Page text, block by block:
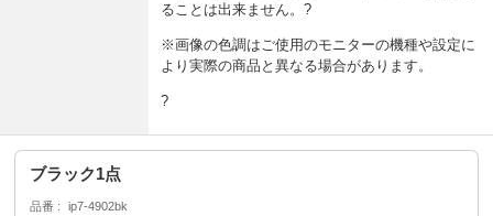
ることは出来ません。?
※画像の色調はご使用のモニターの機種や設定に
より実際の商品と異なる場合があります。
?
ブラック1点
品番 ip7-4902bk